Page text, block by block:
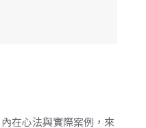
在心法與實際案例，來